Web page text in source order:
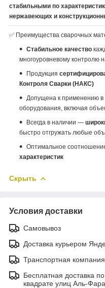
стабильными по
нержавеющих и
✅ Преимущества сварочных
Стабильное качество
многоуровневому контролю
Продукция
Контроля Сварки (НАКС)
Допущена к применению в
оборудования, включая
Всегда в наличии —
быстро отгружать любые
Оптимальное
характеристик
Скрыть
Условия доставки
Самовывоз
Доставка курьером
Транспортная компания
Бесплатная доставка
квадрате улиц Аль-